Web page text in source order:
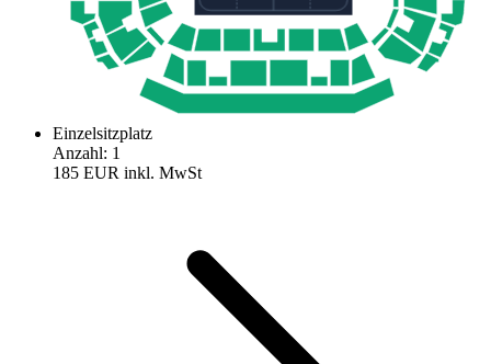
Einzelsitzplatz
Anzahl: 1
185 EUR inkl. MwSt